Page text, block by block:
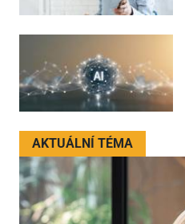
AKTUÁLNÍ TÉMA